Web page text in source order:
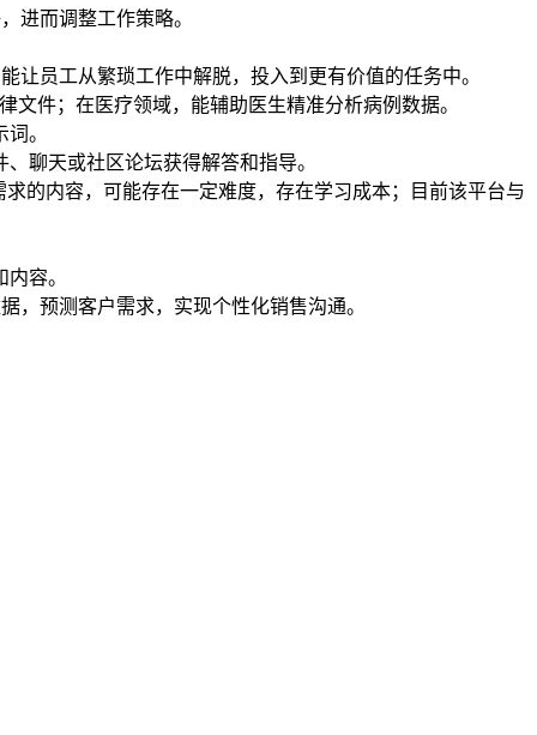
进而调整工作策略。
让员工从繁琐工作中解脱，投入到更有价值的任务中。
件；在医疗领域，能辅助医生精准分析病例数据。
。
聊天或社区论坛获得解答和指导。
的内容，可能存在一定难度，存在学习成本；目前该平台与
容。
，预测客户需求，实现个性化销售沟通。